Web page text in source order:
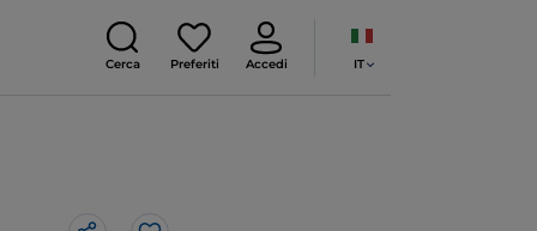
Cerca Preferiti Accedi IT